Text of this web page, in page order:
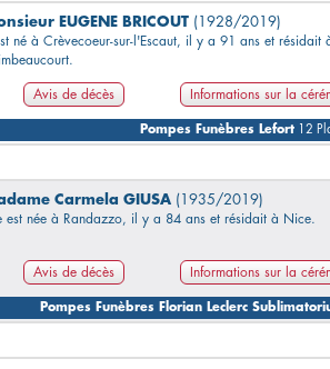
EUGENE BRICOUT (1928/2019)
né à Crèvecoeur-sur-l'Escaut, il y a 91 ans et résidait
Avis de décès Informations sur la
Pompes Funèbres Lefort 12
Carmela GIUSA (1935/2019)
est née à Randazzo, il y a 84 ans et résidait à Nice.
Avis de décès Informations sur la
Pompes Funèbres Florian Leclerc